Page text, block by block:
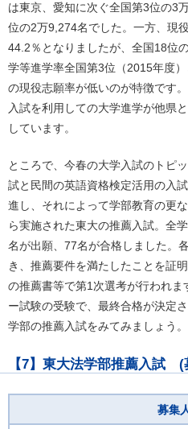
は東京、愛知に次ぐ全国第3位の3
位の2万9,274名でした。一方、現
44.2％となりましたが、全国18位
学等進学率全国第3位（2015年度
の現役志願率が低いのが特徴です
入試を利用しての大学進学が他県
しています。
ところで、今春の大学入試のトピ
試と民間の英語資格検定活用の入
進し、それによって学部教育の更
ら実施された東大の推薦入試。全
名が出願、77名が合格しました。
き、推薦要件を満たしたことを証
の推薦書等で第1次選考が行われ
ー試験の受験で、最終合格が決定
学部の推薦入試をみてみましょう。
【7】東大法学部推薦入試
募集